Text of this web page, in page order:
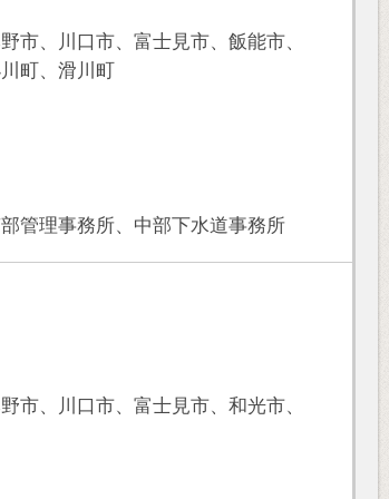
市、川口市、富士見市、飯能市、
町、滑川町
管理事務所、中部下水道事務所
市、川口市、富士見市、和光市、